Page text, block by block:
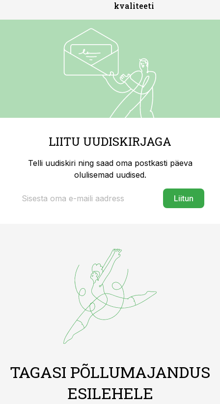
kvaliteeti
LIITU UUDISKIRJAGA
Telli uudiskiri ning saad oma postkasti päeva
olulisemad uudised.
Liitun
TAGASI PÕLLUMAJANDUS
ESILEHELE